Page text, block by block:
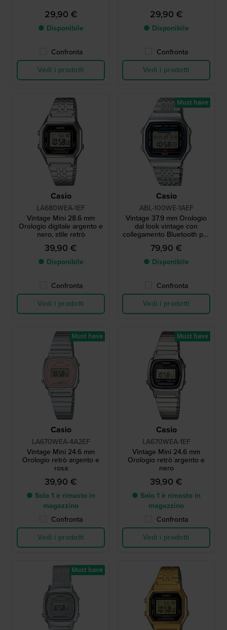
29,90 €
● Disponibile
Confronta
Vedi i prodotti
29,90 €
● Disponibile
Confronta
Vedi i prodotti
Casio
LA680WEA-1EF
Vintage Mini 28.6 mm
Orologio digitale argento e
nero, stile retrò
39,90 €
● Disponibile
Confronta
Vedi i prodotti
Casio
ABL-100WE-1AEF
Vintage 37.9 mm Orologio
dal look vintage con
collegamento Bluetooth per
smartphone
79,90 €
● Disponibile
Confronta
Vedi i prodotti
Must have
Casio
LA670WEA-4A2EF
Vintage Mini 24.6 mm
Orologio retrò argento e
rosa
39,90 €
● Solo 1 è rimasto in
magazzino
Confronta
Vedi i prodotti
Must have
Casio
LA670WEA-1EF
Vintage Mini 24.6 mm
Orologio retrò argento e
nero
39,90 €
● Solo 1 è rimasto in
magazzino
Confronta
Vedi i prodotti
Must have
Must have